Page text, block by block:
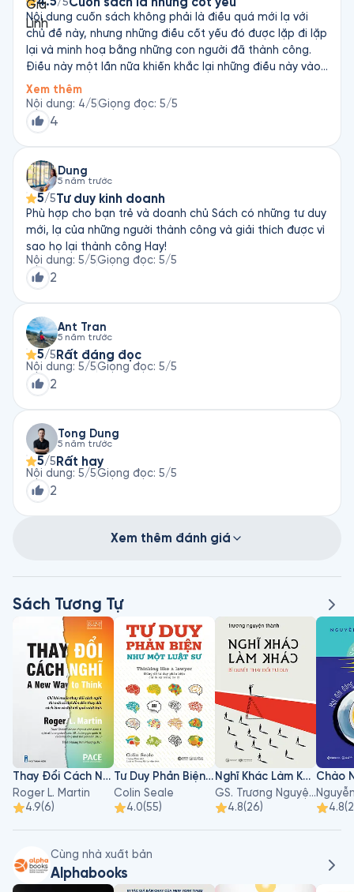
đến. Đó là sự nỗ lực vượt bậc của mỗi cá nhân, với tính
kỷ luật, sự cam kết, tinh thần trách nhiệm cao luôn
hướng đến mục tiêu rõ ràng và có lúc bị thất bại nhưng
họ đã không gục ngã, họ luôn hành động liên tục trong
hành trình để đi đến thành công. Tôi hy vọng Fonos có
thêm những cuốn sách hay và xuất sắc như vậy￼ để tiếp
tục phục vụ độc giả￼. Kính chúc Fonos ngày càng thành
công phát triển vượt bậc￼. Trân trọng cảm ơn.
Nội dung cuốn sách không phải là điều quá mới lạ với
chủ đề này, nhưng những điều cốt yếu đó được lặp đi lặp
lại và minh hoạ bằng những con người đã thành công.
Điều này một lần nữa khiến khắc lại những điều này vào
tâm thức. Mình nghĩ đáng để nghe, ngẫm và học
Xem thêm
Nội dung: 4/5Giọng đọc: 5/5
4
Dung
5 năm trước
5/5Tư duy kinh doanh
Phù hợp cho bạn trẻ và doanh chủ Sách có những tư duy
mới, lạ của những người thành công và giải thích được vì
sao họ lại thành công Hay!
Nội dung: 5/5Giọng đọc: 5/5
2
Ant Tran
5 năm trước
5/5 Rất đáng đọc
Nội dung: 5/5Giọng đọc: 5/5
2
Tong Dung
5 năm trước
5/5 Rất hay
Nội dung: 5/5Giọng đọc: 5/5
2
Xem thêm đánh giá
Sách Tương Tự
Thay Đổi Cách Nghĩ
Roger L. Martin
4.9(6)
Tư Duy Phản Biện Như Một Luật Sư
Colin Seale
4.0(55)
Nghĩ Khác Làm Khác - Bí Quyết Thay Đổi Tư Duy
GS. Trương Nguyện Thành
4.8(26) 4.8(
Cùng nhà xuất bản
Alphabooks